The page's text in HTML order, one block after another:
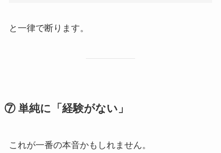
と一律で断ります。
⑦ 単純に「経験がない」
これが一番の本音かもしれません。